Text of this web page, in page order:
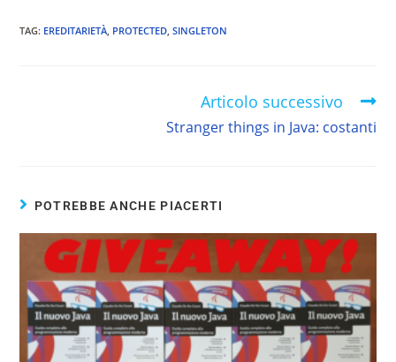
TAG: EREDITARIETÀ PROTECTED SINGLETON
Articolo successivo
Stranger things in Java: costanti
POTREBBE ANCHE PIACERTI